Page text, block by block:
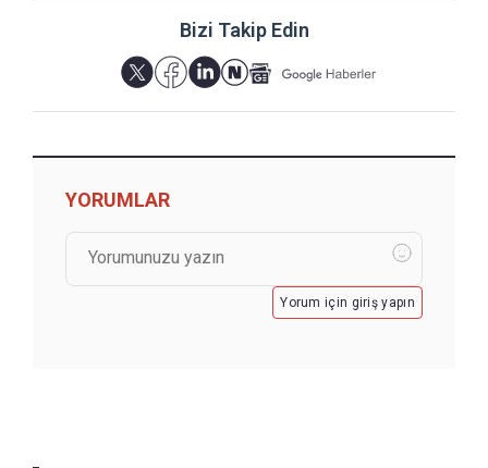
Bizi Takip Edin
YORUMLAR
Yorum için giriş yapın